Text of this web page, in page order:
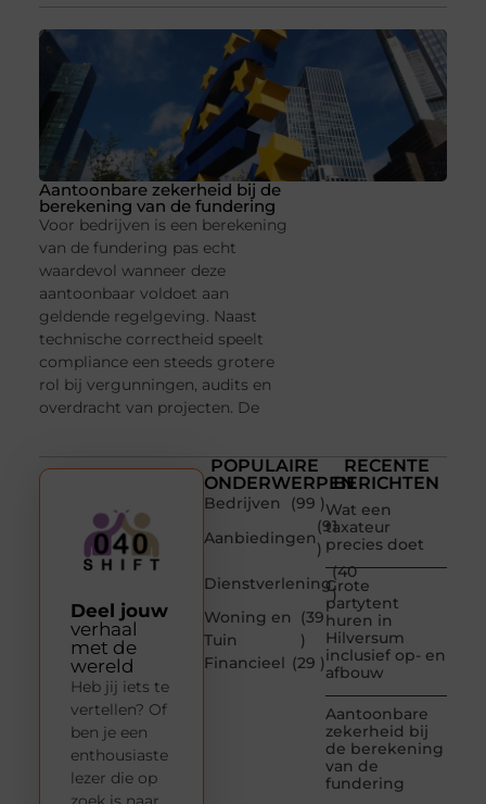
Aantoonbare zekerheid bij de
berekening van de fundering
Voor bedrijven is een berekening
van de fundering pas echt
waardevol wanneer deze
aantoonbaar voldoet aan
geldende regelgeving. Naast
technische correctheid speelt
compliance een steeds grotere
rol bij vergunningen, audits en
overdracht van projecten. De
POPULAIRE
ONDERWERPEN
Bedrijven
(99 )
Aanbiedingen
(91
)
Dienstverlening
(40
)
Woning en
Tuin
(39
)
Financieel (29 )
RECENTE
BERICHTEN
Wat een
taxateur
precies doet
Grote
partytent
huren in
Hilversum
inclusief op- en
afbouw
Aantoonbare
zekerheid bij
de berekening
van de
fundering
Deel jouw
verhaal
met de
wereld
Heb jij iets te
vertellen? Of
ben je een
enthousiaste
lezer die op